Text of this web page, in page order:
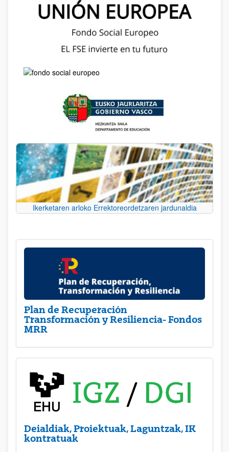
Ikerketaren arloko Errektoreordetzaren jardunaldia
Plan de Recuperación
Transformación y Resiliencia- Fondos
MRR
Deialdiak, Proiektuak, Laguntzak, IK
kontratuak